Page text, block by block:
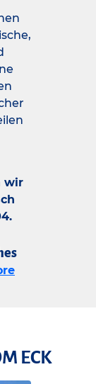
wir
ECK